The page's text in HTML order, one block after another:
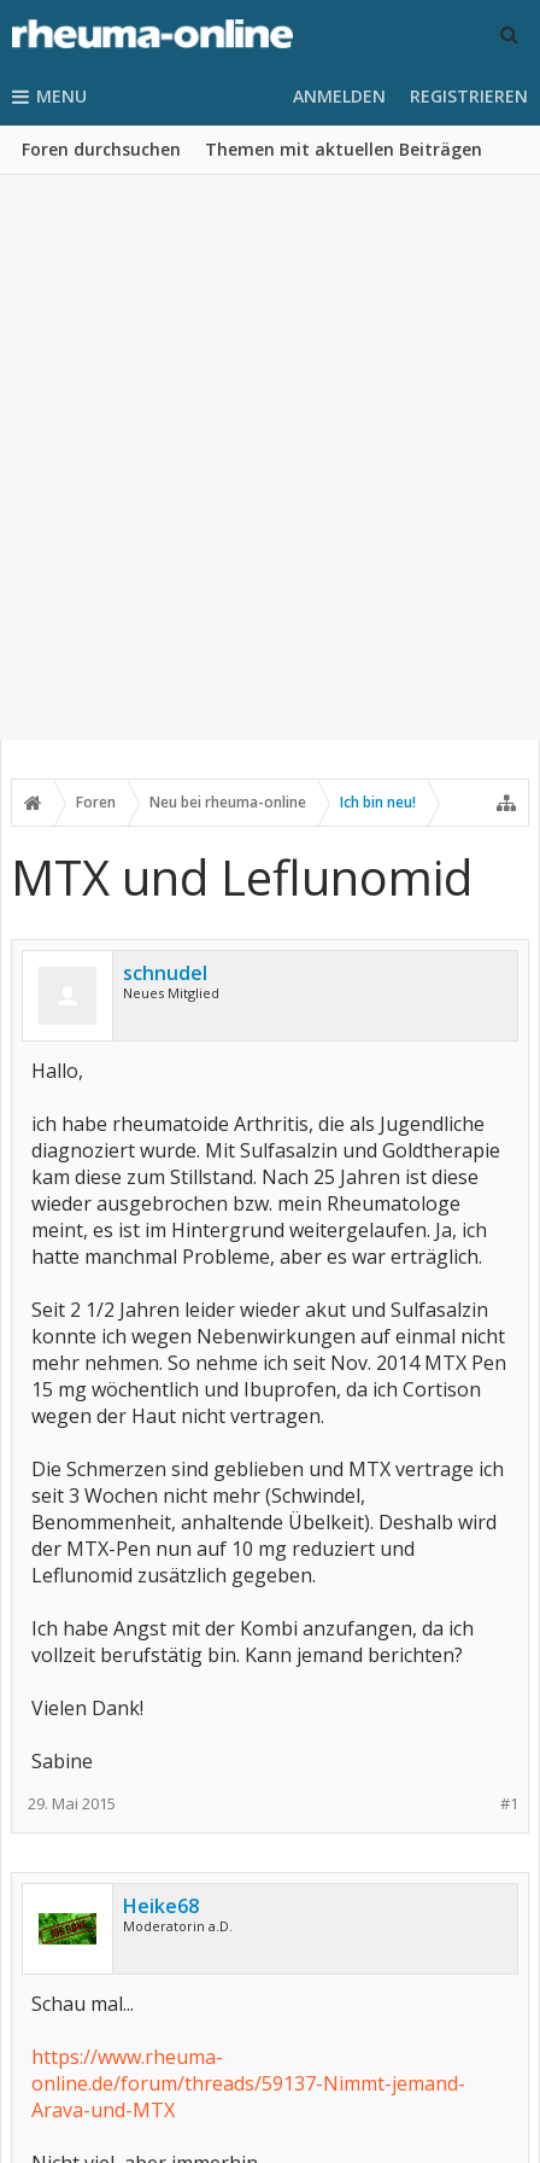
MENU
Foren durchsuchen Themen mit aktuellen Beiträgen
ANMELDEN REGISTRIEREN
Foren Neu bei rheuma-online Ich bin neu!
MTX und Leflunomid
schnudel
Neues Mitglied
Hallo,
ich habe rheumatoide Arthritis, die als Jugendliche
diagnoziert wurde. Mit Sulfasalzin und Goldtherapie
kam diese zum Stillstand. Nach 25 Jahren ist diese
wieder ausgebrochen bzw. mein Rheumatologe
meint, es ist im Hintergrund weitergelaufen. Ja, ich
hatte manchmal Probleme, aber es war erträglich.
Seit 2 1/2 Jahren leider wieder akut und Sulfasalzin
konnte ich wegen Nebenwirkungen auf einmal nicht
mehr nehmen. So nehme ich seit Nov. 2014 MTX Pen
15 mg wöchentlich und Ibuprofen, da ich Cortison
wegen der Haut nicht vertragen.
Die Schmerzen sind geblieben und MTX vertrage ich
seit 3 Wochen nicht mehr (Schwindel,
Benommenheit, anhaltende Übelkeit). Deshalb wird
der MTX-Pen nun auf 10 mg reduziert und
Leflunomid zusätzlich gegeben.
Ich habe Angst mit der Kombi anzufangen, da ich
vollzeit berufstätig bin. Kann jemand berichten?
Vielen Dank!
Sabine
#1
29. Mai 2015
Heike68
Moderatorin a.D.
Schau mal...
https://www.rheuma-
online.de/forum/threads/59137-Nimmt-jemand-
Arava-und-MTX